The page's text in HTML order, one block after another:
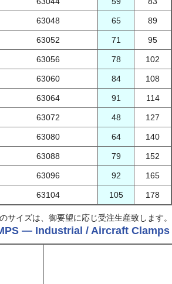
63048 65 89
63052 71 95
63056 78 102
63060 84 108
63064 91 114
63072 48 127
63080 64 140
63088 79 152
63096 92 165
63104 105 178
サイズは、御要望に応じ受注生産致します。
— Industrial / Aircraft Clamps